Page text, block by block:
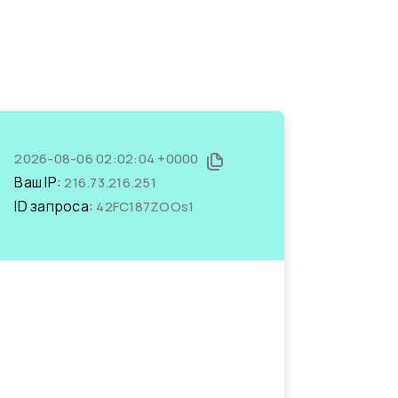
2026-08-06 02:02:04 +0000
Ваш IP:216.73.216.251
ID запроса: 42FC187ZOOs1